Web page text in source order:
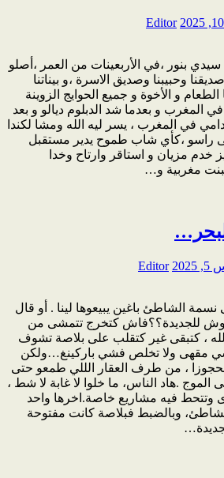
Editor
بنور ،في الأربعينات من العمر ،أصلو
وحبيبنا وصديق الاسرة ،و بيناتنا
و الأخوة و جميع الحوايج الزوينة
المغرب و بعدما شد الدبلوم ديالو و بعد
في المغرب ، يسر ليه الله ومشا لكندا
على راسو ،كأي شاب طموح يدير مستقبل
خدم مزيان و استاقر وارتاح وخدا
مغربية و…
Editor
الشاطئ باغين يبيعوها لينا . أو قال
للجديدة؟؟فاش كتخرج تتمشى من
، كتبقى غير كتقلب على بلاصة تشوف
لشي مقهى ولا تخلص فشي باركينغ…ولكن
، من طرف العقار الللي طمعو حتى
الموج .هاد الناس، ما خلوا لا غابة لا شط ،
وتتحط فيه مشاريع خاصة.اخرها واحد
وبالضبط فبلاصة كانت مفتوحة